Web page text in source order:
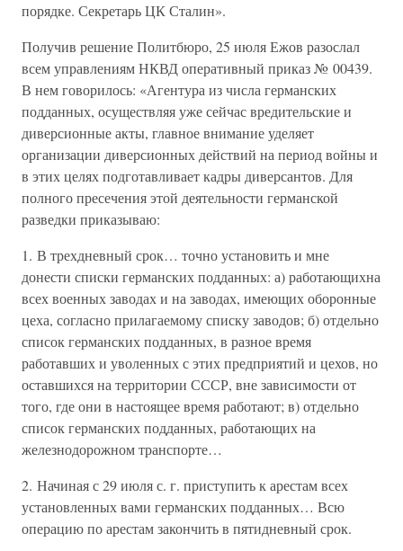
порядке. Секретарь ЦК Сталин».
Получив решение Политбюро, 25 июля Ежов разослал
всем управлениям НКВД оперативный приказ № 00439.
В нем говорилось: «Агентура из числа германских
подданных, осуществляя уже сейчас вредительские и
диверсионные акты, главное внимание уделяет
организации диверсионных действий на период войны и
в этих целях подготавливает кадры диверсантов. Для
полного пресечения этой деятельности германской
разведки приказываю:
1. В трехдневный срок… точно установить и мне
донести списки германских подданных: а) работающихна
всех военных заводах и на заводах, имеющих оборонные
цеха, согласно прилагаемому списку заводов; б) отдельно
список германских подданных, в разное время
работавших и уволенных с этих предприятий и цехов, но
оставшихся на территории СССР, вне зависимости от
того, где они в настоящее время работают; в) отдельно
список германских подданных, работающих на
железнодорожном транспорте…
2. Начиная с 29 июля с. г. приступить к арестам всех
установленных вами германских подданных… Всю
операцию по арестам закончить в пятидневный срок.